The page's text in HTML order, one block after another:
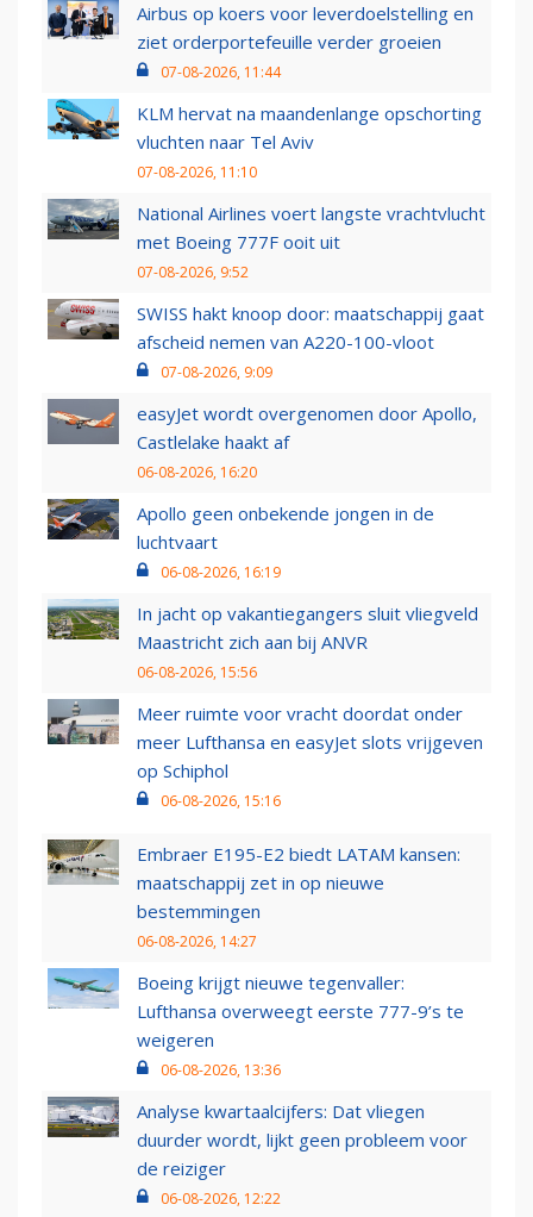
Airbus op koers voor leverdoelstelling en
ziet orderportefeuille verder groeien
07-08-2026, 11:44
KLM hervat na maandenlange opschorting
vluchten naar Tel Aviv
07-08-2026, 11:10
National Airlines voert langste vrachtvlucht
met Boeing 777F ooit uit
07-08-2026, 9:52
SWISS hakt knoop door: maatschappij gaat
afscheid nemen van A220-100-vloot
07-08-2026, 9:09
easyJet wordt overgenomen door Apollo,
Castlelake haakt af
06-08-2026, 16:20
Apollo geen onbekende jongen in de
luchtvaart
06-08-2026, 16:19
In jacht op vakantiegangers sluit vliegveld
Maastricht zich aan bij ANVR
06-08-2026, 15:56
Meer ruimte voor vracht doordat onder
meer Lufthansa en easyJet slots vrijgeven
op Schiphol
06-08-2026, 15:16
Embraer E195-E2 biedt LATAM kansen:
maatschappij zet in op nieuwe
bestemmingen
06-08-2026, 14:27
Boeing krijgt nieuwe tegenvaller:
Lufthansa overweegt eerste 777-9’s te
weigeren
06-08-2026, 13:36
Analyse kwartaalcijfers: Dat vliegen
duurder wordt, lijkt geen probleem voor
de reiziger
06-08-2026, 12:22